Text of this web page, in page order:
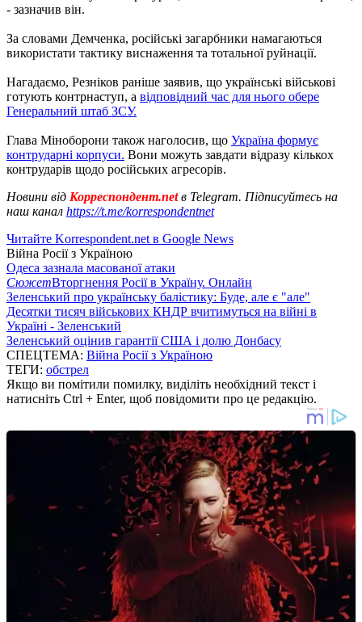
- зазначив він.
За словами Демченка, російські загарбники намагаються
використати тактику виснаження та тотальної руйнації.
Нагадаємо, Резніков раніше заявив, що українські військові
готують контрнаступ, а відповідний час для нього обере
Генеральний штаб ЗСУ.
Глава Міноборони також наголосив, що Україна формує
контрударні корпуси. Вони можуть завдати відразу кількох
контрударів щодо російських агресорів.
Новини від Корреспондент.netв Telegram. Підписуйтесь на
наш канал https://t.me/korrespondentnet
Читайте Korrespondent.net в Google News
Війна Росії з Україною
Одеса зазнала масованої атаки
СюжетВторгнення Росії в Україну. Онлайн
Зеленський про українську балістику: Буде, але є "але"
Десятки тисяч військових КНДР вчитимуться на війні в
Україні - Зеленський
Зеленський оцінив гарантії США і долю Донбасу
СПЕЦТЕМА: Війна Росії з Україною
ТЕГИ: обстрел
Якщо ви помітили помилку, виділіть необхідний текст і
натисніть Ctrl + Enter, щоб повідомити про це редакцію.